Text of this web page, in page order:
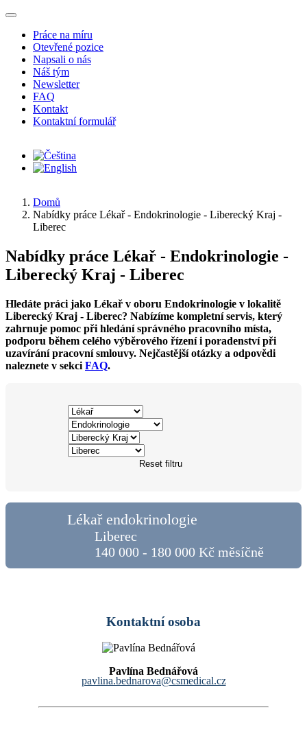
Přejít k hlavnímu obsahu
Práce na míru
Otevřené pozice
Napsali o nás
Náš tým
Newsletter
FAQ
Kontakt
Kontaktní formulář
Domů
Nabídky práce Lékař - Endokrinologie - Liberecký Kraj -
Liberec
Nabídky práce Lékař - Endokrinologie -
Liberecký Kraj - Liberec
Hledáte práci jako Lékař v oboru Endokrinologie v lokalitě
Liberecký Kraj - Liberec? Nabízíme kompletní servis, který
zahrnuje pomoc při hledání správného pracovního místa,
podporu během celého výběrového řízení i poradenství při
uzavírání pracovní smlouvy. Nejčastější otázky a odpovědi
naleznete v sekci FAQ.
Reset filtru
Lékař endokrinologie
Liberec
140 000 - 180 000 Kč měsíčně
Kontaktní osoba
Pavlína Bednářová
pavlina.bednarova@csmedical.cz